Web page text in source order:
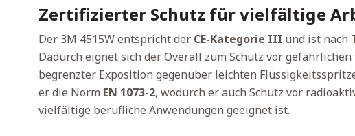
Zertifizierter Schutz für vielfältige
Der 3M 4515W entspricht der CE-Kategorie III und ist nach
Dadurch eignet sich der Overall zum Schutz vor
begrenzter Exposition gegenüber leichten
er die Norm EN 1073-2, wodurch er auch Schutz vor
vielfältige berufliche Anwendungen geeignet ist.